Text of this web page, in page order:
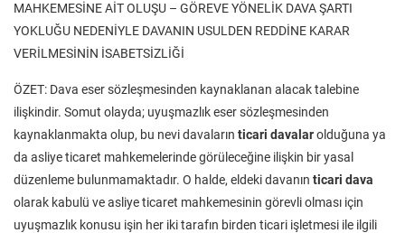
MAHKEMESİNE AİT OLUŞU – GÖREVE YÖNELİK DAVA ŞARTI
YOKLUĞU NEDENİYLE DAVANIN USULDEN REDDİNE KARAR
VERİLMESİNİN İSABETSİZLİĞİ
ÖZET: Dava eser sözleşmesinden kaynaklanan alacak talebine
ilişkindir. Somut olayda; uyuşmazlık eser sözleşmesinden
kaynaklanmakta olup, bu nevi davaların ticari davalarolduğuna ya
da asliye ticaret mahkemelerinde görüleceğine ilişkin bir yasal
düzenleme bulunmamaktadır. O halde, eldeki davanın ticari dava
olarak kabulü ve asliye ticaret mahkemesinin görevli olması için
uyuşmazlık konusu işin her iki tarafın birden ticari işletmesi ile ilgili